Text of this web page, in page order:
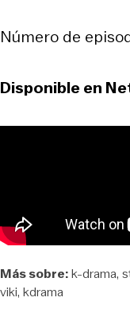
Número de
Disponible en
Más sobre:k-drama
viki kdrama